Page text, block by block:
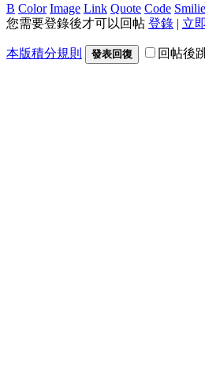
B Color Image Link Quote Code
您需要登錄後才可以回帖 登錄 | 立
本版積分規則 發表回復 回帖後